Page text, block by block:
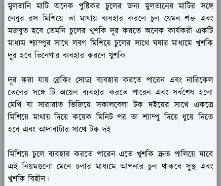
মুলতানি মাটি অনেক পুষ্টিকর চুলের জন্য মুলতানের মাটির সঙ্গে
লেবুর রস মিশিয়ে তা মাথায় ব্যবহার করলে চুল যেমন শক্ত এবং
মজবুত হবে তেমনি চুলের খুশকি দূর করতে অনেক কার্যকরী একটি
মাধ্যম শ্যাম্পুর সাথে লবণ মিশিয়ে চুলের সাথে ঘষার মাধ্যমে খুশকি
দূর হবে ভিনেগার ব্যবহার করলে খুশকি
দূর করা যায় ব্রেকিং সোডা ব্যবহার করতে পারেন এবং নারিকেল
তেলের সঙ্গে টি অয়েল ব্যবহার করতে পারেন এবং সর্বশেষ হলো
মেথি যা সারারাত ভিজিয়ে সকালবেলা টক দইয়ের সাথে একত্রে
মিশিয়ে মাথায় দিয়ে কয়েক মিনিট পর তা শ্যাম্পু দিয়ে ধুয়ে নিতে
হবে এবং আদাবাটার সাথে টক দই
মিশিয়ে চুলে ব্যবহার করতে পারেন এতে খুশকি দ্রুত পালিয়ে যাবে
এই নিয়মগুলো মেনে চলার মাধ্যমে আপনার চুল থাকবে সুস্থ এবং
খুশকি বিহীন।